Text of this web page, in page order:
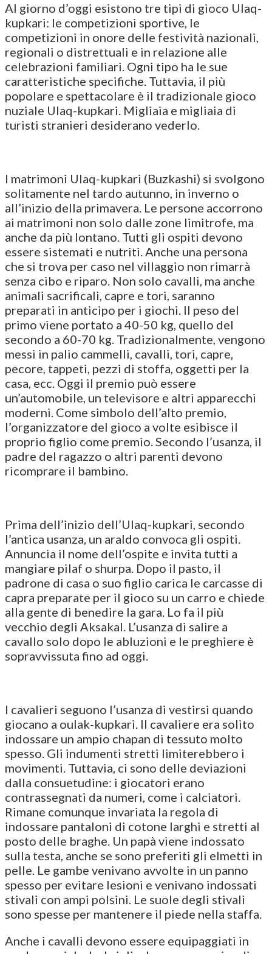
Al giorno d’oggi esistono tre tipi di gioco Ulaq-
kupkari: le competizioni sportive, le
competizioni in onore delle festività nazionali,
regionali o distrettuali e in relazione alle
celebrazioni familiari. Ogni tipo ha le sue
caratteristiche specifiche. Tuttavia, il più
popolare e spettacolare è il tradizionale gioco
nuziale Ulaq-kupkari. Migliaia e migliaia di
turisti stranieri desiderano vederlo.
I matrimoni Ulaq-kupkari (Buzkashi) si svolgono
solitamente nel tardo autunno, in inverno o
all’inizio della primavera. Le persone accorrono
ai matrimoni non solo dalle zone limitrofe, ma
anche da più lontano. Tutti gli ospiti devono
essere sistemati e nutriti. Anche una persona
che si trova per caso nel villaggio non rimarrà
senza cibo e riparo. Non solo cavalli, ma anche
animali sacrificali, capre e tori, saranno
preparati in anticipo per i giochi. Il peso del
primo viene portato a 40-50 kg, quello del
secondo a 60-70 kg. Tradizionalmente, vengono
messi in palio cammelli, cavalli, tori, capre,
pecore, tappeti, pezzi di stoffa, oggetti per la
casa, ecc. Oggi il premio può essere
un’automobile, un televisore e altri apparecchi
moderni. Come simbolo dell’alto premio,
l’organizzatore del gioco a volte esibisce il
proprio figlio come premio. Secondo l’usanza, il
padre del ragazzo o altri parenti devono
ricomprare il bambino.
Prima dell’inizio dell’Ulaq-kupkari, secondo
l’antica usanza, un araldo convoca gli ospiti.
Annuncia il nome dell’ospite e invita tutti a
mangiare pilaf o shurpa. Dopo il pasto, il
padrone di casa o suo figlio carica le carcasse di
capra preparate per il gioco su un carro e chiede
alla gente di benedire la gara. Lo fa il più
vecchio degli Aksakal. L’usanza di salire a
cavallo solo dopo le abluzioni e le preghiere è
sopravvissuta fino ad oggi.
I cavalieri seguono l’usanza di vestirsi quando
giocano a oulak-kupkari. Il cavaliere era solito
indossare un ampio chapan di tessuto molto
spesso. Gli indumenti stretti limiterebbero i
movimenti. Tuttavia, ci sono delle deviazioni
dalla consuetudine: i giocatori erano
contrassegnati da numeri, come i calciatori.
Rimane comunque invariata la regola di
indossare pantaloni di cotone larghi e stretti al
posto delle braghe. Un papà viene indossato
sulla testa, anche se sono preferiti gli elmetti in
pelle. Le gambe venivano avvolte in un panno
spesso per evitare lesioni e venivano indossati
stivali con ampi polsini. Le suole degli stivali
sono spesse per mantenere il piede nella staffa.
Anche i cavalli devono essere equipaggiati in